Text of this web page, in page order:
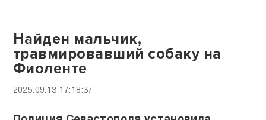
Найден мальчик,
травмировавший собаку на
Фиоленте
2025.09.13 17:18:37